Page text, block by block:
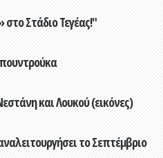
Στάδιο Τεγέας!"
και Λουκού (εικόνες)
το Σεπτέμβριο